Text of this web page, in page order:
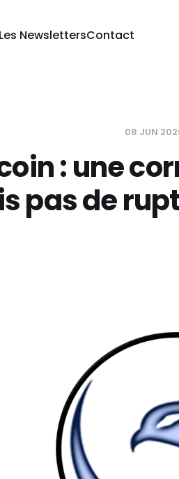
Les NewslettersContact
08 JUN
: une
pas de